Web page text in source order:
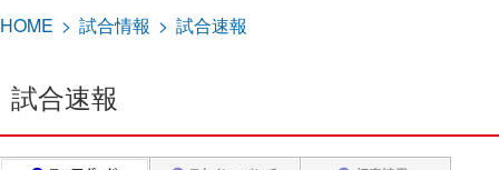
HOME > 試合情報 > 試合速報
試合速報